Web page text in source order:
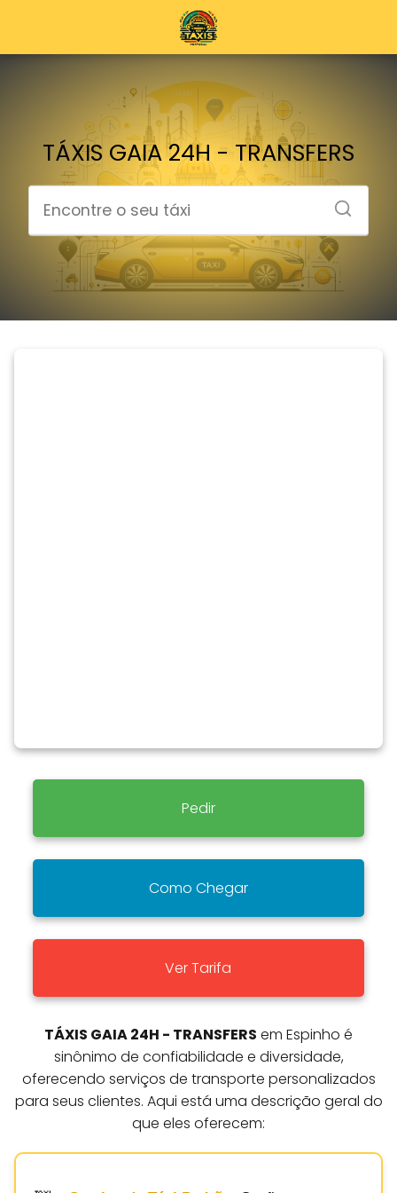
TÁXIS GAIA 24H - TRANSFERS
Pedir
Como Chegar
Ver Tarifa
TÁXIS GAIA 24H - TRANSFERS em Espinho é
sinônimo de confiabilidade e diversidade,
oferecendo serviços de transporte personalizados
para seus clientes. Aqui está uma descrição geral do
que eles oferecem: